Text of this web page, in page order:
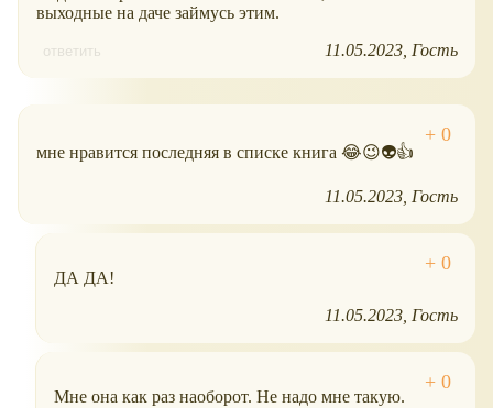
выходные на даче займусь этим.
ответить 11.05.2023 Гость
мне нравится последняя в списке книга 😂😉👽👍
11.05.2023 Гость
ДА ДА!
11.05.2023 Гость
Мне она как раз наоборот. Не надо мне такую.